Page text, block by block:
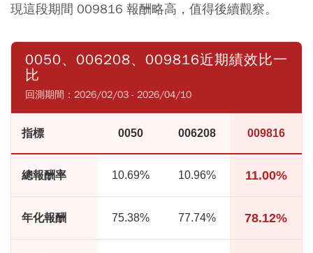
現這段期間 009816 報酬略高，值得後續觀察。
0050、006208、009816近期績效比一
比
回測期間：2026/02/03 - 2026/04/10
指標 0050 006208 009816
總報酬率 10.69% 10.96% 11.00%
年化報酬 75.38% 77.74% 78.12%